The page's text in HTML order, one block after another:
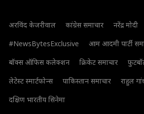
अरविंद केजरीवाल कांग्रेस समाचार नरेंद्र मोदी
#NewsBytesExclusive
आम आदमी पार्टी
बॉक्स ऑफिस कलेक्शन
क्रिकेट समाचार
लेटेस्ट स्मार्टफोन्स
पाकिस्तान समाचार राहुल
दक्षिण भारतीय सिनेमा